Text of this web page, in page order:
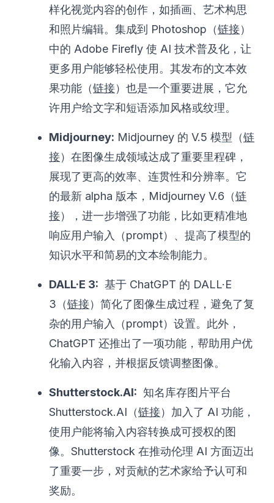
样化视觉内容的创作，如插画、艺术构思
和照片编辑。集成到 Photoshop（链接）
中的 Adobe Firefly 使 AI 技术普及化，让
更多用户能够轻松使用。其发布的文本效
果功能（链接）也是一个重要进展，它允
许用户给文字和短语添加风格或纹理。
Midjourney: Midjourney 的 V.5 模型（链
接）在图像生成领域达成了重要里程碑，
展现了更高的效率、连贯性和分辨率。它
的最新 alpha 版本，Midjourney V.6（链
接），进一步增强了功能，比如更精准地
响应用户输入（prompt）、提高了模型的
知识水平和简易的文本绘制能力。
DALL·E 3: 基于 ChatGPT 的 DALL·E
3（链接）简化了图像生成过程，避免了复
杂的用户输入（prompt）设置。此外，
ChatGPT 还推出了一项功能，帮助用户优
化输入内容，并根据反馈调整图像。
Shutterstock.AI: 知名库存图片平台
Shutterstock.AI（链接）加入了 AI 功能，
使用户能将输入内容转换成可授权的图
像。Shutterstock 在推动伦理 AI 方面迈出
了重要一步，对贡献的艺术家给予认可和
奖励。